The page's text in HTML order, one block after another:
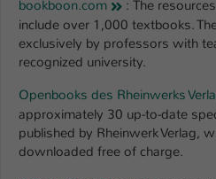
bookboon.com
: The
include over 1,000 textbooks.
exclusively by professors with
recognized university.
Openbooks des Rheinwerks
approximately 30 up-to-date
published by Rheinwerk Verlag,
downloaded free of charge.